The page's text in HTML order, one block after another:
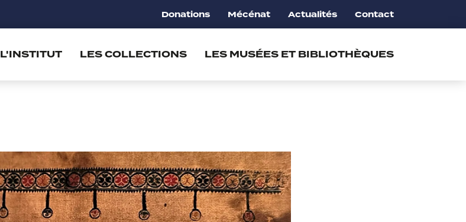
Donations Mécénat Actualités Contact
L'INSTITUT LES COLLECTIONS LES MUSÉES ET BIBLIOTHÈQUES